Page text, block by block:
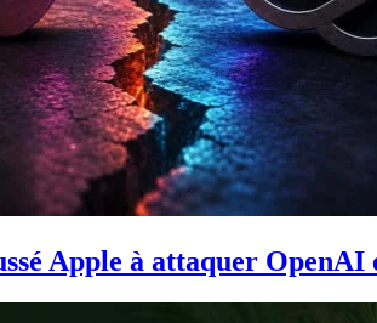
Apple à attaquer OpenAI